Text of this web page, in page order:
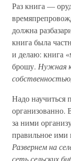
Раз книга —
должна
книга была
и делаю: книга
брошу. Нужная
Надо научиться
организованно.
за ними
правильное
Развернем на
сеть сельских